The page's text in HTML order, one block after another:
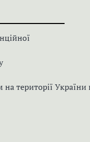
території України